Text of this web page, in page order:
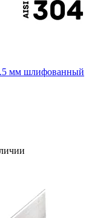
мм шлифованный